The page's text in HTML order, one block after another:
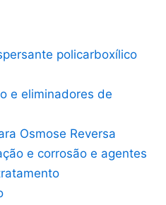
policarboxílico
e eliminadores de
Osmose Reversa
e corrosão e agentes